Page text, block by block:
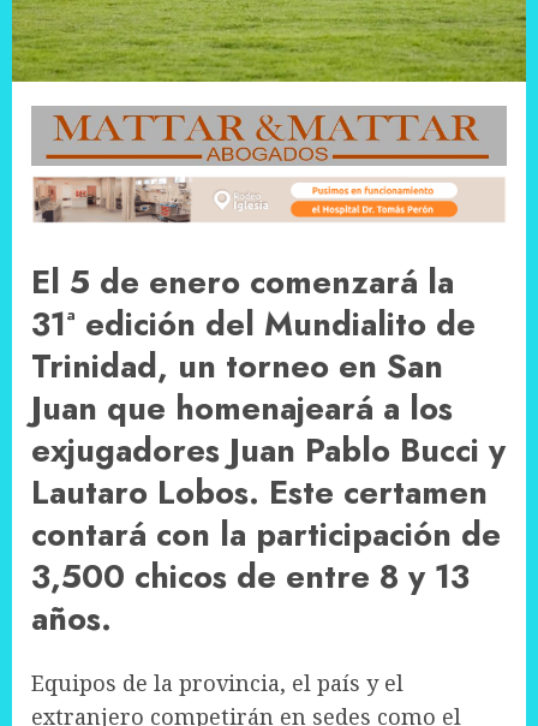
El 5 de enero comenzará la
31ª edición del Mundialito de
Trinidad, un torneo en San
Juan que homenajeará a los
exjugadores Juan Pablo Bucci y
Lautaro Lobos. Este certamen
contará con la participación de
3,500 chicos de entre 8 y 13
años.
Equipos de la provincia, el país y el
extranjero competirán en sedes como el